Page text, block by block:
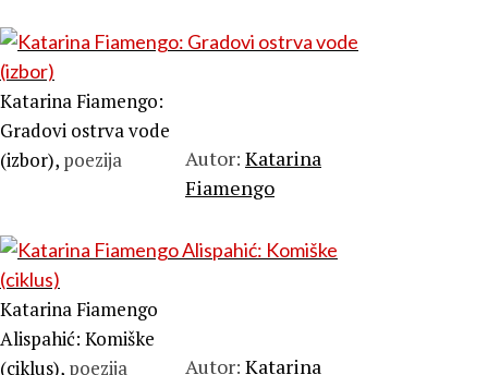
Katarina Fiamengo:
Gradovi ostrva vode
(izbor), poezija Autor: Katarina
Fiamengo
Katarina Fiamengo
Alispahić: Komiške
(ciklus), poezija Autor: Katarina